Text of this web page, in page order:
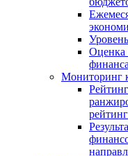
Оценка
Мониторинг